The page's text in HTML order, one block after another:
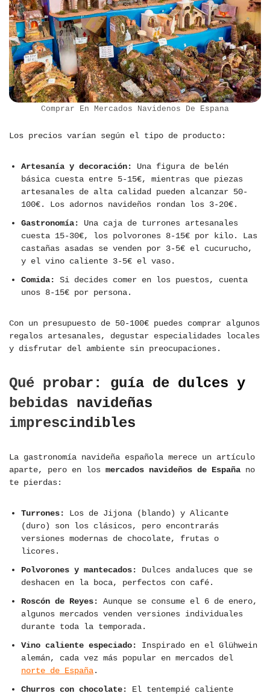
Comprar En Mercados Navidenos De Espana
Los precios varían según el tipo de producto:
Artesanía y decoración:
Una figura de belén
básica cuesta entre 5-15€, mientras que piezas
artesanales de alta calidad pueden alcanzar 50-
100€. Los adornos navideños rondan los 3-20€.
Gastronomía:
Una caja de turrones artesanales
cuesta 15-30€, los polvorones 8-15€ por kilo. Las
castañas asadas se venden por 3-5€ el cucurucho,
y el vino caliente 3-5€ el vaso.
Comida:
Si decides comer en los puestos, cuenta
unos 8-15€ por persona.
Con un presupuesto de 50-100€ puedes comprar algunos
regalos artesanales, degustar especialidades locales
y disfrutar del ambiente sin preocupaciones.
Qué probar: guía de dulces y
bebidas navideñas
imprescindibles
La gastronomía navideña española merece un artículo
aparte, pero en los mercados navideños de España no
te pierdas:
Turrones:
Los de Jijona (blando) y Alicante
(duro) son los clásicos, pero encontrarás
versiones modernas de chocolate, frutas o
licores.
Polvorones y mantecados:
Dulces andaluces que se
deshacen en la boca, perfectos con café.
Roscón de Reyes:
Aunque se consume el 6 de enero,
algunos mercados venden versiones individuales
durante toda la temporada.
Vino caliente especiado:
Inspirado en el Glühwein
alemán, cada vez más popular en mercados del
norte de España.
Churros con chocolate:
El tentempié caliente